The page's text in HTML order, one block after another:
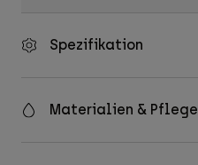
Spezifikation
Materialien & Pflege